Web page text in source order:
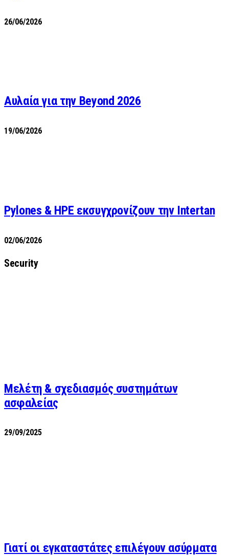
26/06/2026
Αυλαία για την Beyond 2026
19/06/2026
Pylones & HPE εκσυγχρονίζουν την Intertan
02/06/2026
Security
Μελέτη & σχεδιασμός συστημάτων
ασφαλείας
29/09/2025
Γιατί οι εγκαταστάτες επιλέγουν ασύρματα